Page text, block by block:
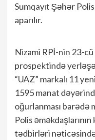
Sumqayıt Şəhər
aparılır.
Nizami RPİ-nin 23-
prospektində
“UAZ” markalı 11
1595 manat
oğurlanması barədə
Polis
tədbirləri